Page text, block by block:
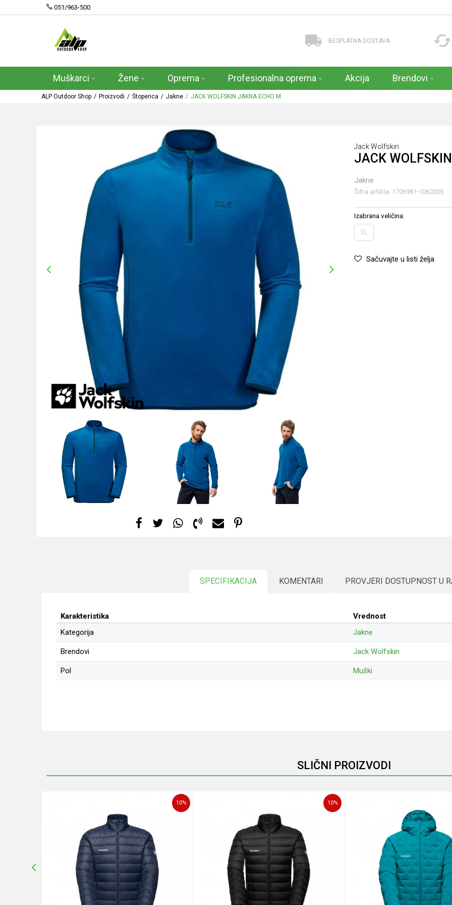
051/963-500
BESPLATNA DOSTAVA
Muškarci Žene Oprema Profesionalna oprema Akcija Brendovi
ALP Outdoor Shop Proizvodi Štoperica Jakne JACK WOLFSKIN JAKNA ECHO M
Jack Wolfskin
JACK
Jakne
Šifra artikla: 1706981-1062005
Izabrana veličina:
XL
Sačuvajte u listi želja
SPECIFIKACIJA KOMENTARI PROVJERI DOSTUPNOST U
Karakteristika
Vrednost
Kategorija
Jakne
Brendovi Jack Wolfskin
Pol Muški
POŠALJI
SLIČNI PROIZVODI
10% 10%